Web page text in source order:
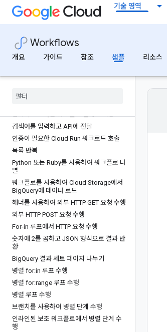
기술 영역
Workflows
개요 가이드 참조 샘플 리소스
Cloud Storage에 저장된 이벤트 데이터를
처리하는 Cloud Run 작업 실행
명시적으로 다음 워크플로 단계로 이동
난수를 생성하고 JSON 형식으로 결과 반환
Python 또는 Ruby를 사용하여 워크플로 가
암시적으로 다음 워크플로 단계로 이동
검색어를 입력하고 API에 전달
인증이 필요한 Cloud Run 워크로드 호출
목록 반복
Python 또는 Ruby를 사용하여 워크플로 나
열
워크플로를 사용하여 Cloud Storage에서
BigQuery에 데이터 로드
헤더를 사용하여 외부 HTTP GET 요청 수행
외부 HTTP POST 요청 수행
For-in 루프에서 HTTP 요청 수행
숫자에 2를 곱하고 JSON 형식으로 결과 반
환
BigQuery 결과 세트 페이지 나누기
병렬 for:in 루프 수행
병렬 for:range 루프 수행
병렬 루프 수행
브랜치를 사용하여 병렬 단계 수행
인라인된 보조 워크플로에서 병렬 단계 수
행